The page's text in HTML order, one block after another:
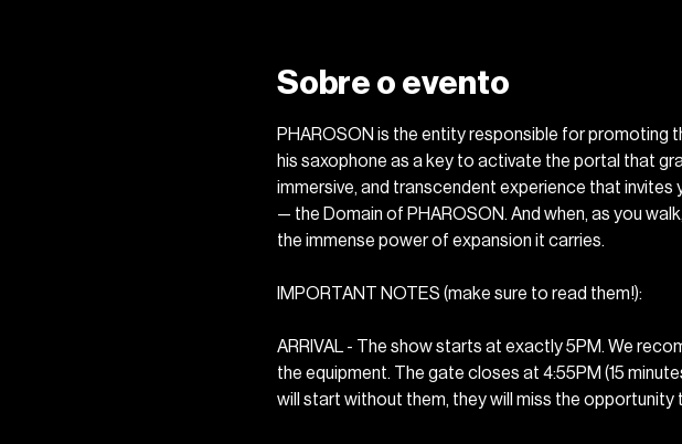
Sobre o evento
PHAROSON is the entity responsible for
his saxophone as a key to activate the portal that
immersive, and transcendent experience that
— the Domain of PHAROSON. And when, as you
the immense power of expansion it carries.
IMPORTANT NOTES (make sure to read them!):
ARRIVAL - The show starts at exactly 5PM. We
the equipment. The gate closes at 4:55PM (15
will start without them, they will miss the